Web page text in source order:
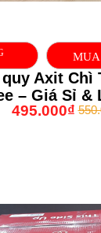
Axit Chì
– Giá Sỉ &
₫
495.000